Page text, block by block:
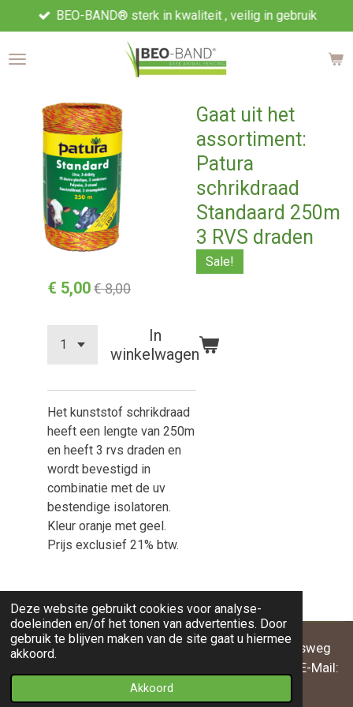
Deze website gebruikt cookies voor analyse-
doeleinden en/of het tonen van advertenties. Door
gebruik te blijven maken van de site gaat u hiermee
akkoord.
Akkoord
direct
naar
BEO-BAND® sterk in kwaliteit , veilig in gebruik
Gaat uit het
assortiment:
Patura
schrikdraad
Standaard 250m
3 RVS draden
Sale!
€ 5,00€ 8,00
In
winkelwagen
Het kunststof schrikdraad
heeft een lengte van 250m
en heeft 3 rvs draden en
wordt bevestigd in
combinatie met de uv
bestendige isolatoren.
Kleur oranje met geel.
Prijs exclusief 21% btw.
BEO-BAND® EquiVorm BV | Willibrordusweg
95 NL-5342NJ Oss | Telefoon: +31 (0)652472816 | E-Mail: